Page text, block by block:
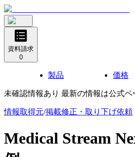
資料請求
0
製品 価格
未確認情報あり 最新の情報は公式
情報取得元/掲載修正・取り下げ依頼
Medical Stream